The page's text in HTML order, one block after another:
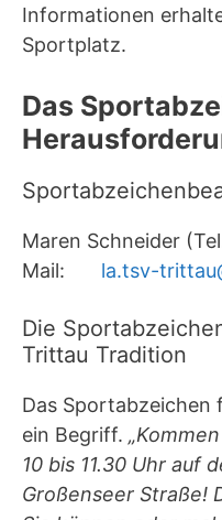
Informationen
Sportplatz.
Das
Maren Schneider
Mail:
la.tsv-
Die
Trittau Tradition
Das Sportabzeichen
ein Begriff.
10 bis 11.30 Uhr auf
Großenseer Straße!